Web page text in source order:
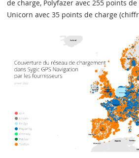
de charge, Polyfazer avec 255 points
Unicorn avec 35 points de charge